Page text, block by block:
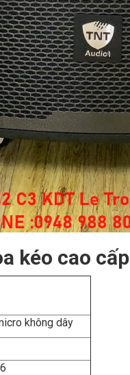
kéo cao cấp
không dây